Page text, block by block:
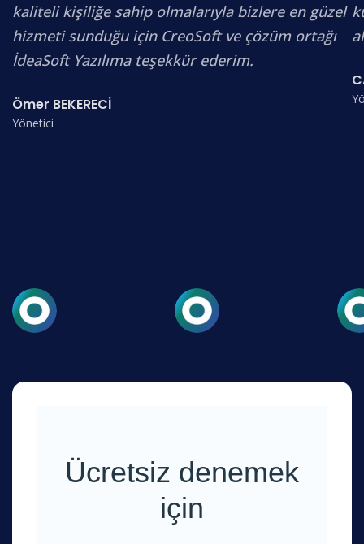
kaliteli kişiliğe sahip olmalarıyla bizlere en güzel
hizmeti sunduğu için CreoSoft ve çözüm ortağı
İdeaSoft Yazılıma teşekkür ederim.
Ömer BEKERECİ
Yönetici
Ücretsiz denemek
için